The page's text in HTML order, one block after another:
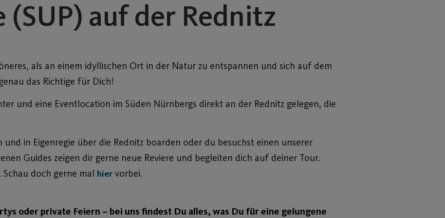
(SUP) auf der Rednitz
als an einem idyllischen Ort in der Natur zu entspannen und sich auf dem
das Richtige für Dich!
und eine Eventlocation im Süden Nürnbergs direkt an der Rednitz gelegen, die
in Eigenregie über die Rednitz boarden oder du besuchst einen unserer
Guides zeigen dir gerne neue Reviere und begleiten dich auf deiner Tour.
doch gerne mal hier vorbei.
oder private Feiern – bei uns findest Du alles, was Du für eine gelungene